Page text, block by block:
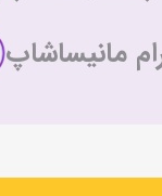
مانیساشاپ